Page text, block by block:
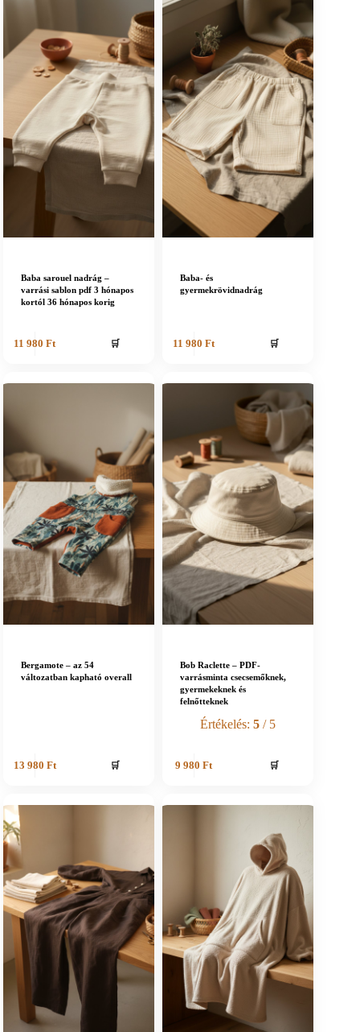
Baba sarouel nadrág –
varrási sablon pdf 3 hónapos
kortól 36 hónapos korig
11 980Ft 🛒
Baba- és
gyermekrövidnadrág
11 980Ft 🛒
Bergamote – az 54
változatban kapható overall
13 980 Ft 🛒
Bob Raclette – PDF-
varrásminta csecsemőknek,
gyermekeknek és
felnőtteknek
Értékelés:5 / 5
9 980Ft 🛒